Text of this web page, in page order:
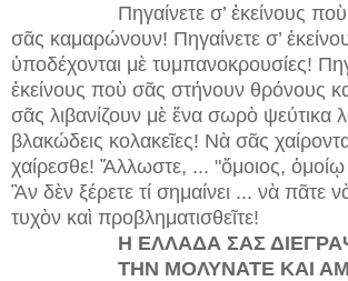
Πηγαίνετε σ’ ἐκείνους
σᾶς καμαρώνουν! Πηγαίνετε σ’
ὑποδέχονται μὲ τυμπανοκρουσίες!
ἐκείνους ποὺ σᾶς στήνουν θρόνους
σᾶς λιβανίζουν μὲ ἕνα σωρὸ ψεύτικα
βλακώδεις κολακεῖες! Νὰ σᾶς
χαίρεσθε! Ἄλλωστε, ... "ὅμοιος, ὁμοίῳ
Ἂν δὲν ξέρετε τί σημαίνει ... νὰ πᾶτε
τυχὸν καὶ προβληματισθεῖτε!
Η ΕΛΛΑΔΑ ΣΑΣ
ΤΗΝ ΜΟΛΥΝΑΤΕ ΚΑΙ